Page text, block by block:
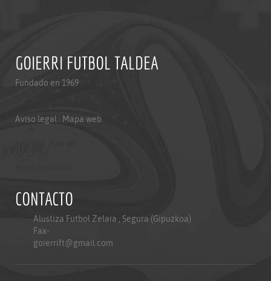
GOIERRI FUTBOL TALDEA
Fundado en 1969
Aviso legal Mapa web
CONTACTO
Alustiza Futbol Zelaia , Segura (Gipuzkoa)
Fax-
goierrift@gmail.com